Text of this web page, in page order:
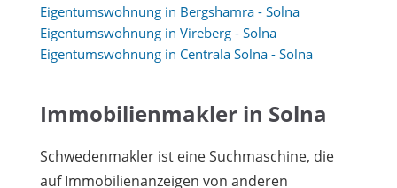
Eigentumswohnung in Bergshamra - Solna
Eigentumswohnung in Vireberg - Solna
Eigentumswohnung in Centrala Solna - Solna
Immobilienmakler in Solna
Schwedenmakler ist eine Suchmaschine, die
auf Immobilienanzeigen von anderen